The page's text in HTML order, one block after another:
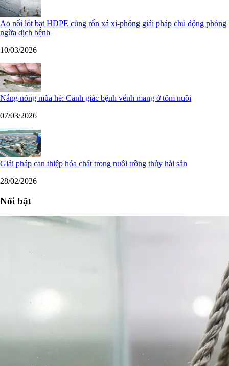
Ao nổi lót bạt HDPE cùng rốn xả xi-phông giải pháp chủ động phòng
ngừa dịch bệnh
10/03/2026
Nắng nóng mùa hè: Cảnh giác bệnh vểnh mang ở tôm nuôi
07/03/2026
Giải pháp can thiệp hóa chất trong nuôi trồng thủy hải sản
28/02/2026
Nổi bật